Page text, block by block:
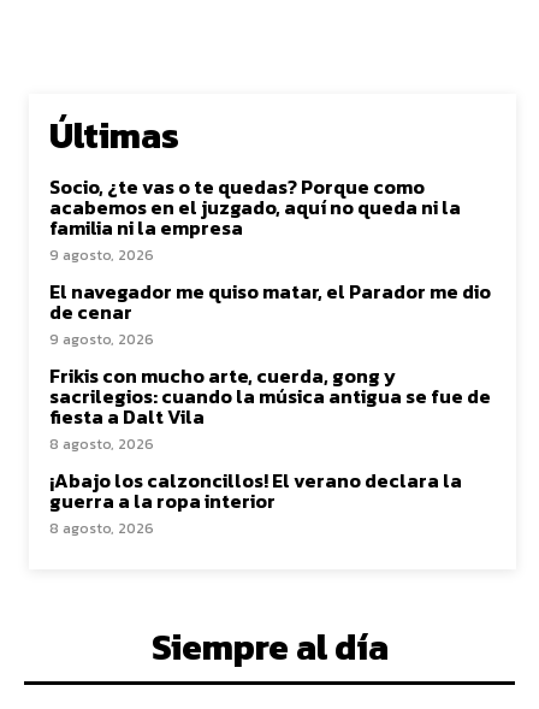
Últimas
Socio, ¿te vas o te quedas? Porque como
acabemos en el juzgado, aquí no queda ni la
familia ni la empresa
9 agosto, 2026
El navegador me quiso matar, el Parador me dio
de cenar
9 agosto, 2026
Frikis con mucho arte, cuerda, gong y
sacrilegios: cuando la música antigua se fue de
fiesta a Dalt Vila
8 agosto, 2026
¡Abajo los calzoncillos! El verano declara la
guerra a la ropa interior
8 agosto, 2026
Siempre al día